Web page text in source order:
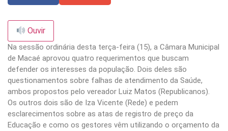
Ouvir
Na sessão ordinária desta terça-feira (15), a Câmara Municipal
de Macaé aprovou quatro requerimentos que buscam
defender os interesses da população. Dois deles são
questionamentos sobre falhas de atendimento da Saúde,
ambos propostos pelo vereador Luiz Matos (Republicanos).
Os outros dois são de Iza Vicente (Rede) e pedem
esclarecimentos sobre as atas de registro de preço da
Educação e como os gestores vêm utilizando o orçamento da